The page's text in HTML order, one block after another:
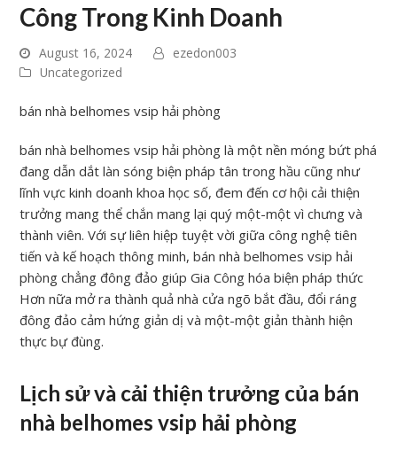
Công Trong Kinh Doanh
August 16, 2024
ezedon003
Uncategorized
bán nhà belhomes vsip hải phòng
bán nhà belhomes vsip hải phòng là một nền móng bứt phá
đang dẫn dắt làn sóng biện pháp tân trong hầu cũng như
lĩnh vực kinh doanh khoa học số, đem đến cơ hội cải thiện
trưởng mang thể chắn mang lại quý một-một vì chưng và
thành viên. Với sự liên hiệp tuyệt vời giữa công nghệ tiên
tiến và kế hoạch thông minh, bán nhà belhomes vsip hải
phòng chẳng đông đảo giúp Gia Công hóa biện pháp thức
Hơn nữa mở ra thành quả nhà cửa ngõ bắt đầu, đổi ráng
đông đảo cảm hứng giản dị và một-một giản thành hiện
thực bự đùng.
Lịch sử và cải thiện trưởng của bán
nhà belhomes vsip hải phòng